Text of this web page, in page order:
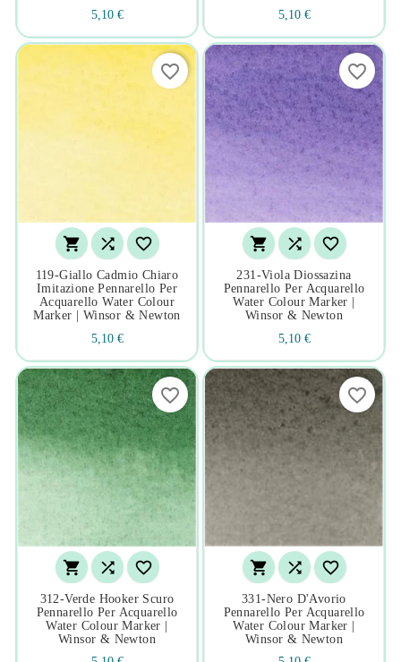
5,10 €
5,10 €
  
119-Giallo Cadmio Chiaro
Imitazione Pennarello Per
Acquarello Water Colour
Marker | Winsor & Newton
5,10 €
favorite_border
  
231-Viola Diossazina
Pennarello Per Acquarello
Water Colour Marker |
Winsor & Newton
5,10 €
favorite_border
  
312-Verde Hooker Scuro
Pennarello Per Acquarello
Water Colour Marker |
Winsor & Newton
favorite_border
  
331-Nero D'Avorio
Pennarello Per Acquarello
Water Colour Marker |
Winsor & Newton
favorite_border